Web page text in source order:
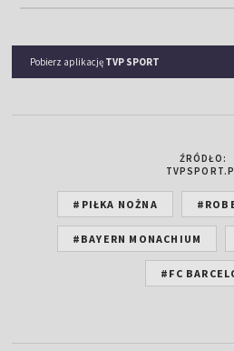
Pobierz aplikację TVP SPORT
ŹRÓDŁO:
#PIŁKA NOŻNA
#BAYERN MONACHIUM
#FC